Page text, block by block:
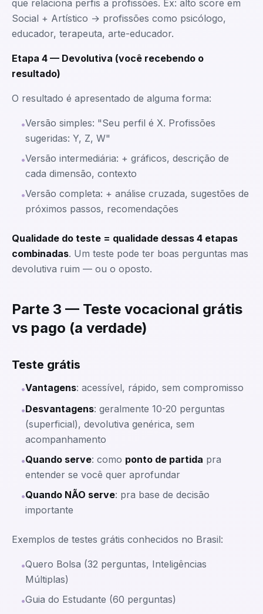
que relaciona perfis a profissões. Ex: alto score em
Social + Artístico → profissões como psicólogo,
educador, terapeuta, arte-educador.
Etapa 4 — Devolutiva (você recebendo o
resultado)
O resultado é apresentado de alguma forma:
•Versão simples: "Seu perfil é X. Profissões
sugeridas: Y, Z, W"
•Versão intermediária: + gráficos, descrição de
cada dimensão, contexto
•Versão completa: + análise cruzada, sugestões de
próximos passos, recomendações
Qualidade do teste = qualidade dessas 4 etapas
combinadas. Um teste pode ter boas perguntas mas
devolutiva ruim — ou o oposto.
Parte 3 — Teste vocacional grátis
vs pago (a verdade)
Teste grátis
•Vantagens: acessível, rápido, sem compromisso
•Desvantagens: geralmente 10-20 perguntas
(superficial), devolutiva genérica, sem
acompanhamento
•Quando serve: como ponto de partida pra
entender se você quer aprofundar
•Quando NÃO serve: pra base de decisão
importante
Exemplos de testes grátis conhecidos no Brasil:
•Quero Bolsa (32 perguntas, Inteligências
Múltiplas)
•Guia do Estudante (60 perguntas)